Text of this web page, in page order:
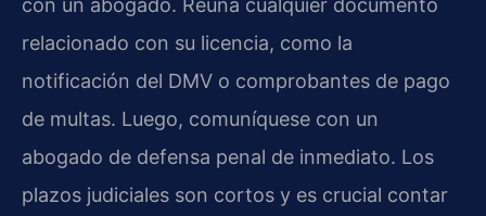
relacionado con su licencia, como la
notificación del DMV o comprobantes de pago
de multas. Luego, comuníquese con un
abogado de defensa penal de inmediato. Los
plazos judiciales son cortos y es crucial contar